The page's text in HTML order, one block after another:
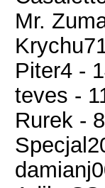
Mr.
Piter4 -
teves -
Rurek -